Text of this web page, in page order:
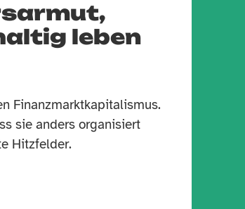
leben
Finanzmarktkapitalismus.
sie anders organisiert
Hitzfelder.